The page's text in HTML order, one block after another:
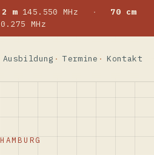
2 m145.550 MHz ·
70 cm
MHz
Ausbildung Termine Kontakt